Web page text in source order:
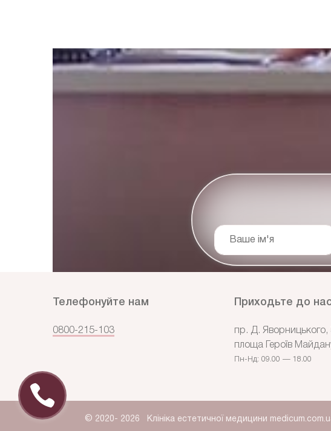
Ваше ім'я
Телефонуйте нам
0800-215-103
Приходьте до
пр. Д. Яворницького,
площа Героїв
Пн-Нд: 09.00 — 18.00
© 2020- 2026 Клініка естетичної медицини